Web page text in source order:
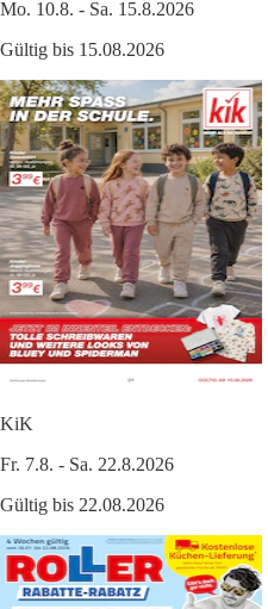
Mo. 10.8. - Sa. 15.8.2026
Gültig bis 15.08.2026
KiK
Fr. 7.8. - Sa. 22.8.2026
Gültig bis 22.08.2026